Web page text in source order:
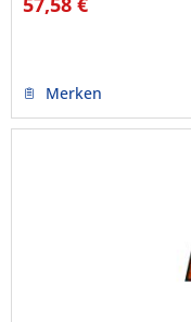
Merken